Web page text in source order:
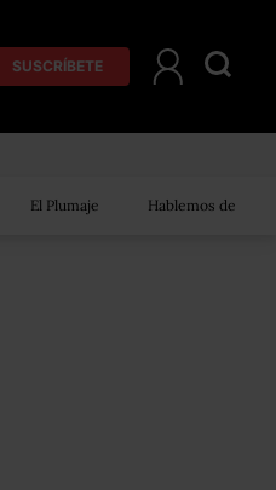
SUSCRÍBETE
El Plumaje Hablemos de